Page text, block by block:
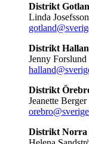
Distrikt
Linda Josefsson
Distrikt
Jenny Forslund
Distrikt
Jeanette Berger
Distrikt Norra